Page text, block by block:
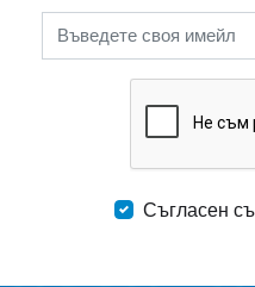
Съгласен